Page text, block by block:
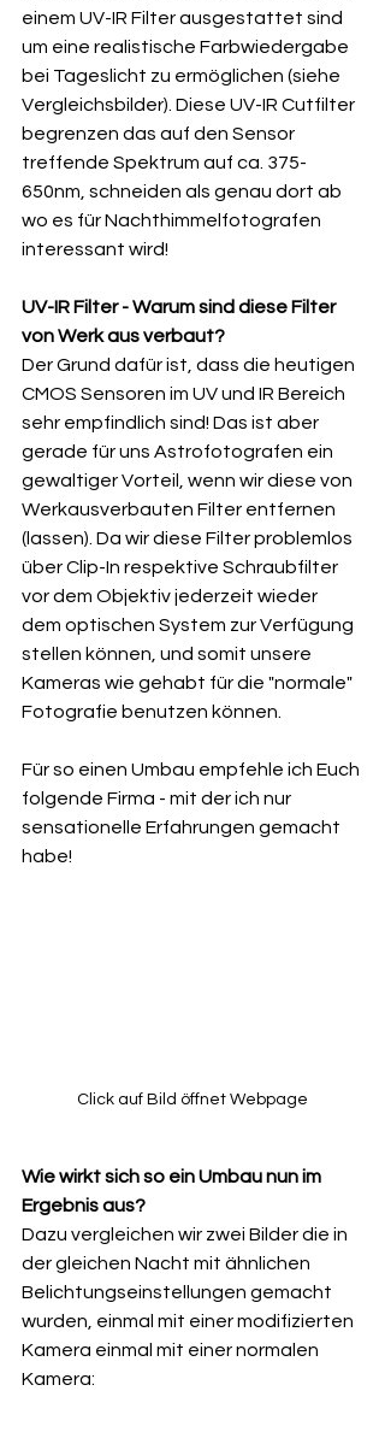
einem UV-IR Filter ausgestattet sind
um eine realistische Farbwiedergabe
bei Tageslicht zu ermöglichen (siehe
Vergleichsbilder). Diese UV-IR Cutfilter
begrenzen das auf den Sensor
treffende Spektrum auf ca. 375-
650nm, schneiden als genau dort ab
wo es für Nachthimmelfotografen
interessant wird!
UV-IR Filter - Warum sind diese Filter
von Werk aus verbaut?
Der Grund dafür ist, dass die heutigen
CMOS Sensoren im UV und IR Bereich
sehr empfindlich sind! Das ist aber
gerade für uns Astrofotografen ein
gewaltiger Vorteil, wenn wir diese von
Werkausverbauten Filter entfernen
(lassen). Da wir diese Filter problemlos
über Clip-In respektive Schraubfilter
vor dem Objektiv jederzeit wieder
dem optischen System zur Verfügung
stellen können, und somit unsere
Kameras wie gehabt für die "normale"
Fotografie benutzen können.
Für so einen Umbau empfehle ich Euch
folgende Firma - mit der ich nur
sensationelle Erfahrungen gemacht
habe!
Click auf Bild öffnet Webpage
Wie wirkt sich so ein Umbau nun im
Ergebnis aus?
Dazu vergleichen wir zwei Bilder die in
der gleichen Nacht mit ähnlichen
Belichtungseinstellungen gemacht
wurden, einmal mit einer modifizierten
Kamera einmal mit einer normalen
Kamera: